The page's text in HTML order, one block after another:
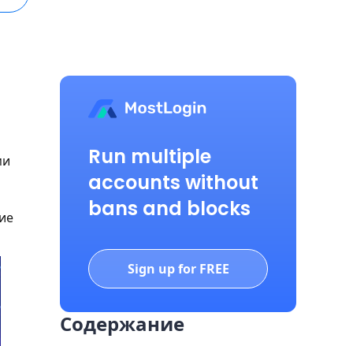
Run multiple
accounts without
bans and blocks
Sign up for FREE
Содержание